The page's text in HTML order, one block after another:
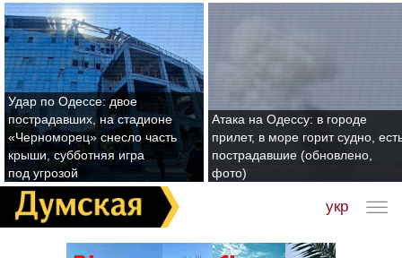
Удар по Одессе: двое
пострадавших, на стадионе
«Черноморец» снесло часть
крыши, субботняя игра
под угрозой
Атака на Одессу: в городе
прилет, в море горит судно,
пострадавшие (обновлено,
фото)
укр